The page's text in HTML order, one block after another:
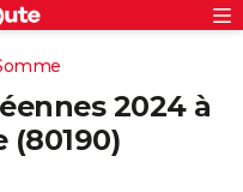
2024 à
(80190)